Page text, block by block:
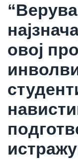
овој